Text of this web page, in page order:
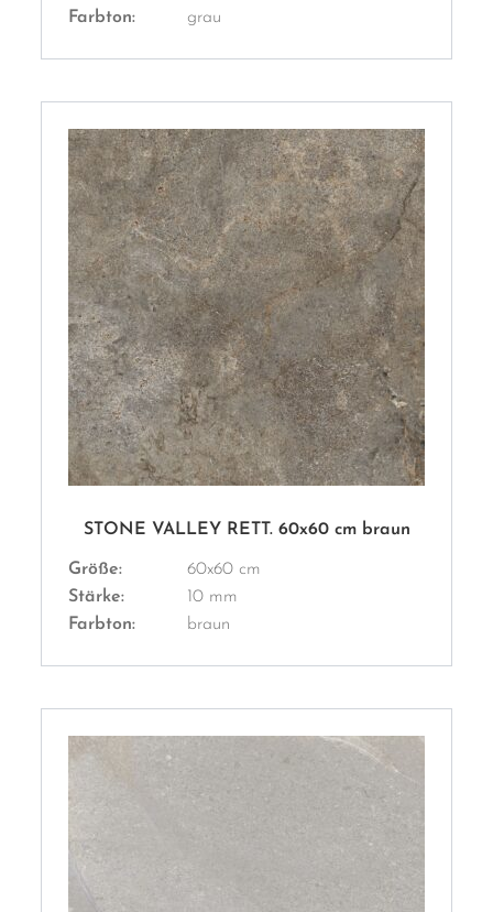
Farbton:
grau
STONE VALLEY RETT. 60x60 cm braun
Größe:
60x60 cm
Stärke:
10 mm
Farbton:
braun